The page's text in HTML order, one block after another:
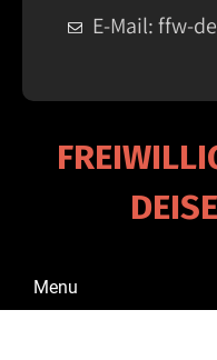
E-Mail: ffw-
Menu